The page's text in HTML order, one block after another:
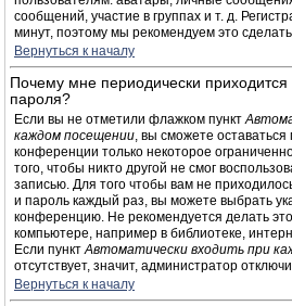
сообщений, участие в группах и т. д.
минут, поэтому мы рекомендуем это
Вернуться к началу
Почему мне периодически приходится
пароля?
Если вы не отметили флажком пункт
каждом посещении, вы сможете
конференции только некоторое
того, чтобы никто другой не смог
записью. Для того чтобы вам не
и пароль каждый раз, вы можете выбрать
конференцию. Не рекомендуется делать
компьютере, например в библиотеке,
Если пунктАвтоматически входить при
отсутствует, значит, администратор
Вернуться к началу